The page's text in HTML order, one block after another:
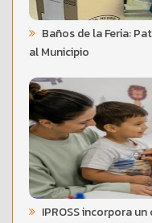
Baños de la Feria:
al Municipio
IPROSS incorpora